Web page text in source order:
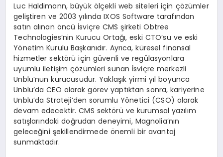
Luc Haldimann, büyük ölçekli web siteleri için çözümler
geliştiren ve 2003 yılında IXOS Software tarafından
satın alınan öncü İsviçre CMS şirketi Obtree
Technologies’nin Kurucu Ortağı, eski CTO’su ve eski
Yönetim Kurulu Başkanıdır. Ayrıca, küresel finansal
hizmetler sektörü için güvenli ve regülasyonlara
uyumlu iletişim çözümleri sunan İsviçre merkezli
Unblu’nun kurucusudur. Yaklaşık yirmi yıl boyunca
Unblu’da CEO olarak görev yaptıktan sonra, kariyerine
Unblu’da Strateji’den sorumlu Yönetici (CSO) olarak
devam edecektir. CMS sektörü ve kurumsal yazılım
satışlarındaki doğrudan deneyimi, Magnolia’nın
geleceğini şekillendirmede önemli bir avantaj
sunmaktadır.